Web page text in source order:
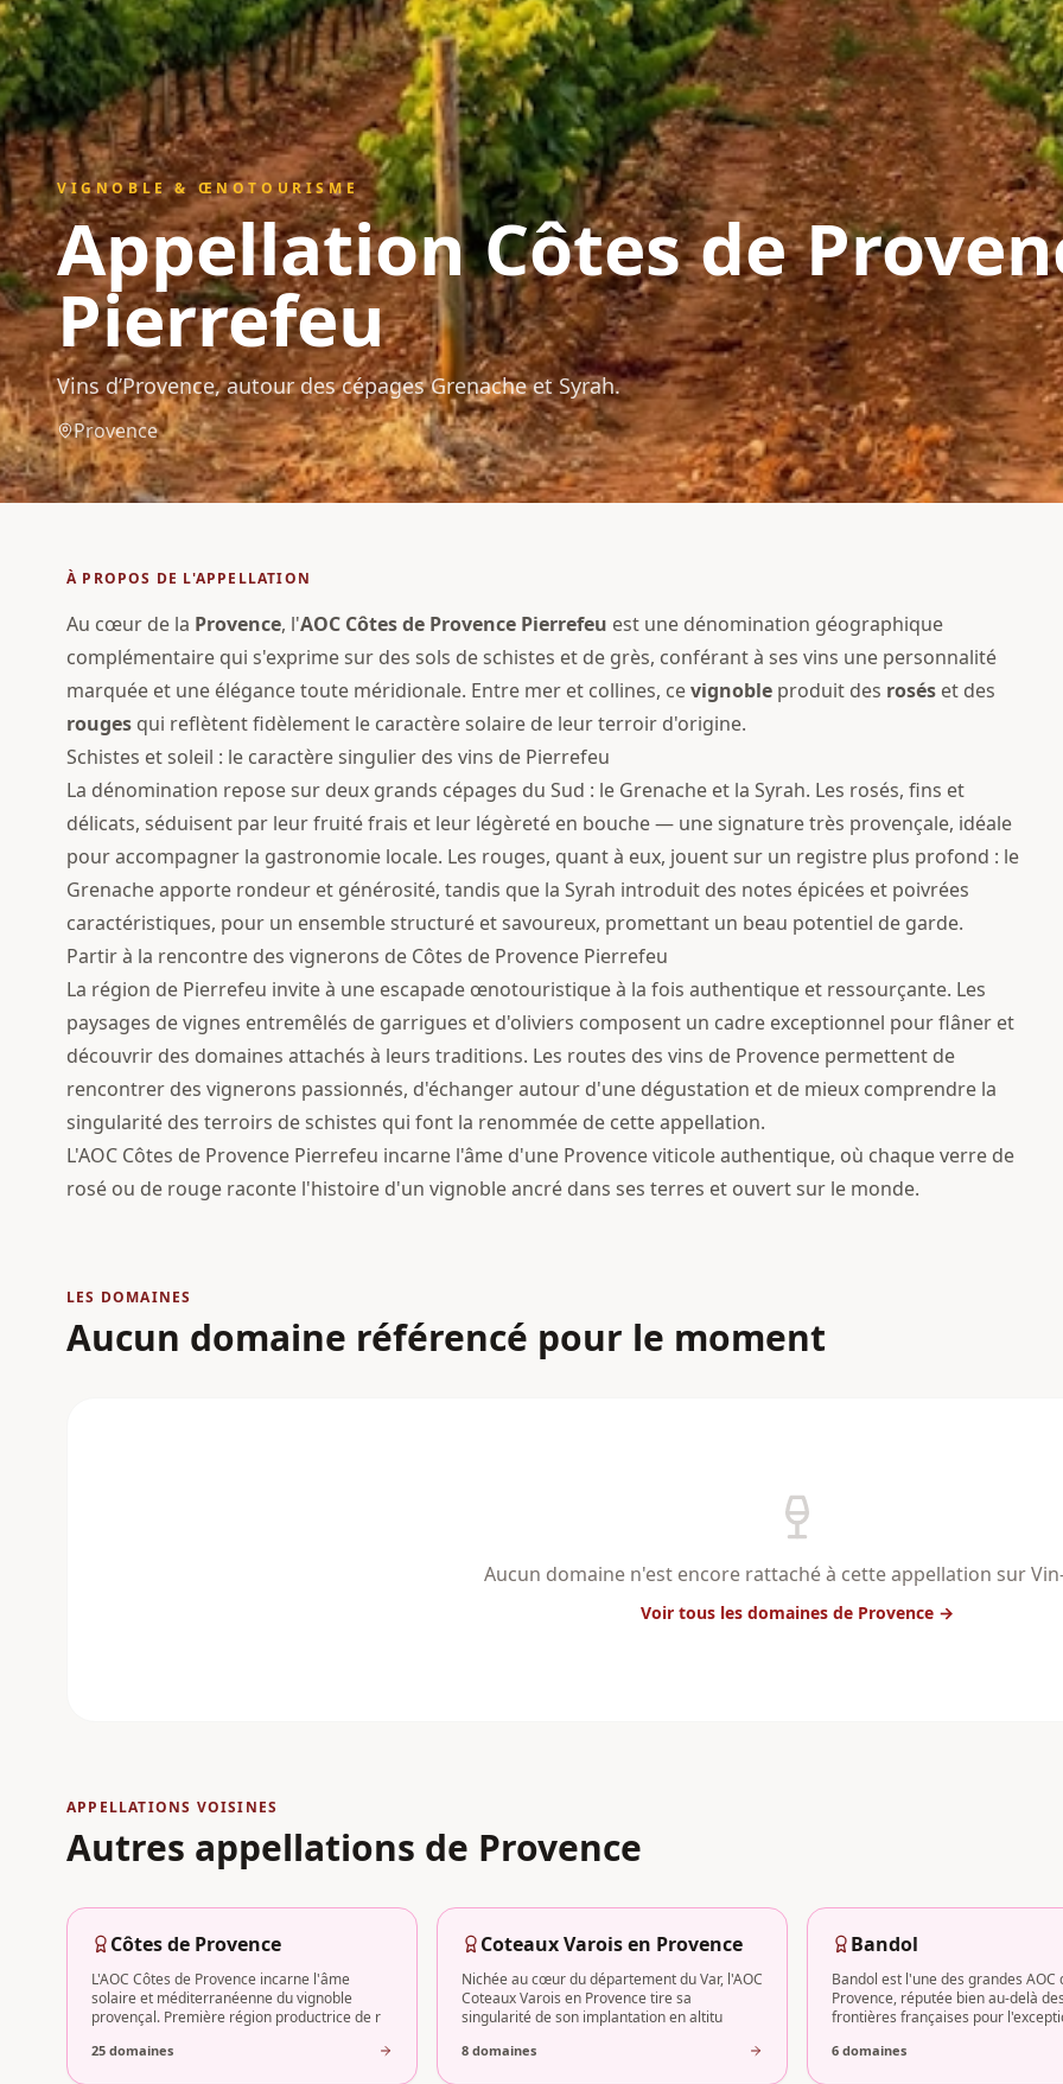
VIGNOBLE & ŒNOTOURISME
AppellationCôtes de
Pierrefeu
Vins d’Provence, autour des cépages Grenache et Syrah.
Provence
À PROPOS DE L'APPELLATION
Au cœur de la Provence, l'AOC Côtes de Provence Pierrefeu est une dénomination géographique
complémentaire qui s'exprime sur des sols de schistes et de grès, conférant à ses vins une personnalité
marquée et une élégance toute méridionale. Entre mer et collines, cevignoble produit des rosés et des
rouges qui reflètent fidèlement le caractère solaire de leur terroir d'origine.
Schistes et soleil : le caractère singulier des vins de Pierrefeu
La dénomination repose sur deux grands cépages du Sud : le Grenache et la Syrah. Les rosés, fins et
délicats, séduisent par leur fruité frais et leur légèreté en bouche — une signature très provençale, idéale
pour accompagner la gastronomie locale. Les rouges, quant à eux, jouent sur un registre plus profond : le
Grenache apporte rondeur et générosité, tandis que la Syrah introduit des notes épicées et poivrées
caractéristiques, pour un ensemble structuré et savoureux, promettant un beau potentiel de garde.
Partir à la rencontre des vignerons de Côtes de Provence Pierrefeu
La région de Pierrefeu invite à une escapade œnotouristique à la fois authentique et ressourçante. Les
paysages de vignes entremêlés de garrigues et d'oliviers composent un cadre exceptionnel pour flâner et
découvrir des domaines attachés à leurs traditions. Les routes des vins de Provence permettent de
rencontrer des vignerons passionnés, d'échanger autour d'une dégustation et de mieux comprendre la
singularité des terroirs de schistes qui font la renommée de cette appellation.
L'AOC Côtes de Provence Pierrefeu incarne l'âme d'une Provence viticole authentique, où chaque verre de
rosé ou de rouge raconte l'histoire d'un vignoble ancré dans ses terres et ouvert sur le monde.
LES DOMAINES
Aucun domaine référencé pour le moment
Aucun domaine n'est encore rattaché à cette appellation sur
Voir tous les domaines de Provence →
APPELLATIONS VOISINES
Autres appellations de Provence
Côtes de Provence
L'AOC Côtes de Provence incarne l'âme
solaire et méditerranéenne du vignoble
provençal. Première région productrice de r
25 domaines
Coteaux Varois en Provence
Nichée au cœur du département du Var, l'AOC
Coteaux Varois en Provence tire sa
singularité de son implantation en altitu
8 domaines
Bandol
Bandol est l'une des grandes AOC
Provence, réputée bien au-delà
frontières françaises pour
6 domaines